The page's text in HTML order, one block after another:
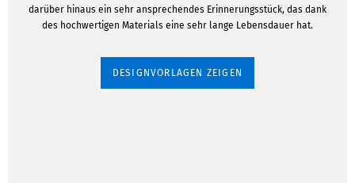
darüber hinaus ein sehr ansprechendes Erinnerungsstück, das dank
des hochwertigen Materials eine sehr lange Lebensdauer hat.
DESIGNVORLAGEN ZEIGEN